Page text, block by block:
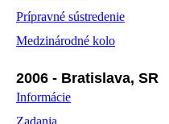
Prípravné sústredenie
Medzinárodné kolo
2006 - Bratislava, SR
Informácie
Zadania